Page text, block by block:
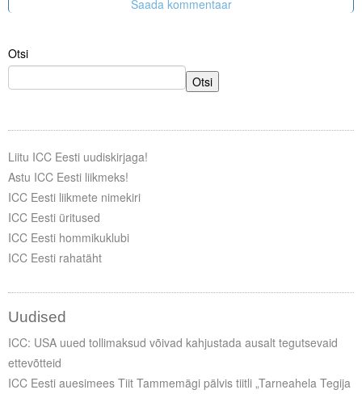
Otsi
Otsi
Liitu ICC Eesti uudiskirjaga!
Astu ICC Eesti liikmeks!
ICC Eesti liikmete nimekiri
ICC Eesti üritused
ICC Eesti hommikuklubi
ICC Eesti rahatäht
Uudised
ICC: USA uued tollimaksud võivad kahjustada ausalt tegutsevaid
ettevõtteid
ICC Eesti auesimees Tiit Tammemägi pälvis tiitli „Tarneahela Tegija